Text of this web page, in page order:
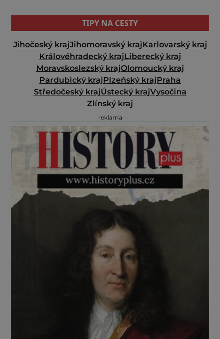
TIPY NA CESTY
Jihočeský krajJihomoravský krajKarlovarský kraj
Královéhradecký krajLiberecký kraj
Moravskoslezský krajOlomoucký kraj
Pardubický krajPlzeňský krajPraha
Středočeský krajÚstecký krajVysočina
Zlínský kraj
reklama